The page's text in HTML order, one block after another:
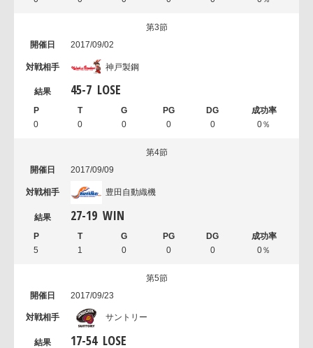
第3節
2017/09/02
神戸製鋼
45-7 LOSE
0 0 0 0 0 0％
第4節
2017/09/09
豊田自動織機
27-19 WIN
5 1 0 0 0 0％
第5節
2017/09/23
サントリー
17-54 LOSE